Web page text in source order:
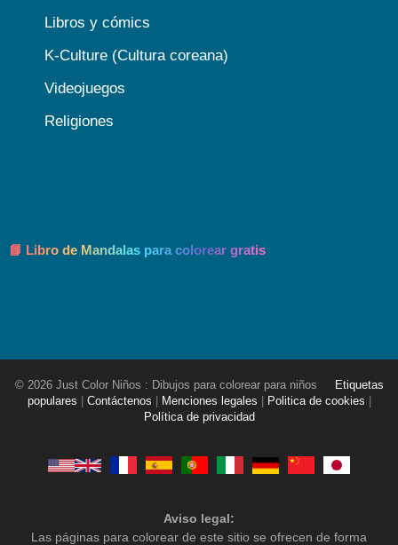
Libros y cómics
K-Culture (Cultura coreana)
Videojuegos
Religiones
📘 Libro de Mandalas para colorear gratis
© 2026 Just Color Niños : Dibujos para colorear para niños
Etiquetas
populares
Contáctenos Menciones legales Politica de cookies
Política de privacidad
Aviso legal:
Las páginas para colorear de este sitio se ofrecen de forma